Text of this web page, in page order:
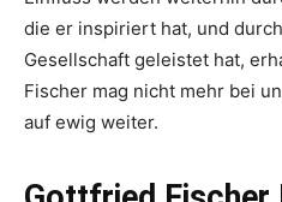
die er inspiriert hat, und
Gesellschaft geleistet hat,
Fischer mag nicht mehr bei
auf ewig weiter.